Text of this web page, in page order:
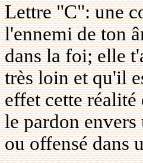
Lettre "C": une
l'ennemi de ton
dans la foi; elle
très loin et qu'il
effet cette
le pardon
ou offensé dans